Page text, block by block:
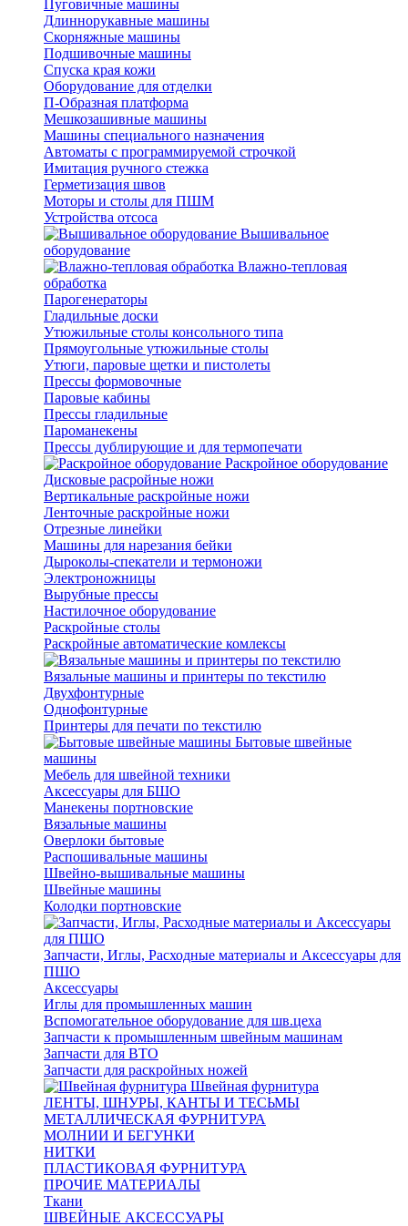
Пуговичные машины
Длиннорукавные машины
Скорняжные машины
Подшивочные машины
Спуска края кожи
Оборудование для отделки
П-Образная платформа
Мешкозашивные машины
Машины специального назначения
Автоматы с программируемой строчкой
Имитация ручного стежка
Герметизация швов
Моторы и столы для ПШМ
Устройства отсоса
Вышивальное
оборудование
Влажно-тепловая
обработка
Парогенераторы
Гладильные доски
Утюжильные столы консольного типа
Прямоугольные утюжильные столы
Утюги, паровые щетки и пистолеты
Прессы формовочные
Паровые кабины
Прессы гладильные
Пароманекены
Прессы дублирующие и для термопечати
Раскройное оборудование
Дисковые расройные ножи
Вертикальные раскройные ножи
Ленточные раскройные ножи
Отрезные линейки
Машины для нарезания бейки
Дыроколы-спекатели и термоножи
Электроножницы
Вырубные прессы
Настилочное оборудование
Раскройные столы
Раскройные автоматические комлексы
Вязальные машины и принтеры по текстилю
Двухфонтурные
Однофонтурные
Принтеры для печати по текстилю
Бытовые швейные
машины
Мебель для швейной техники
Аксессуары для БШО
Манекены портновские
Вязальные машины
Оверлоки бытовые
Распошивальные машины
Швейно-вышивальные машины
Швейные машины
Колодки портновские
Запчасти, Иглы, Расходные материалы и Аксессуары для
ПШО
Аксессуары
Иглы для промышленных машин
Вспомогательное оборудование для шв.цеха
Запчасти к промышленным швейным машинам
Запчасти для ВТО
Запчасти для раскройных ножей
Швейная фурнитура
ЛЕНТЫ, ШНУРЫ, КАНТЫ И ТЕСЬМЫ
МЕТАЛЛИЧЕСКАЯ ФУРНИТУРА
МОЛНИИ И БЕГУНКИ
НИТКИ
ПЛАСТИКОВАЯ ФУРНИТУРА
ПРОЧИЕ МАТЕРИАЛЫ
Ткани
ШВЕЙНЫЕ АКСЕССУАРЫ